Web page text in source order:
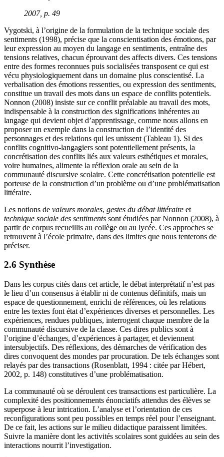
2007, p. 49
Vygotski, à l’origine de la formulation de la technique sociale des
sentiments (1998), précise que la conscientisation des émotions, par
leur expression au moyen du langage en sentiments, entraîne des
tensions relatives, chacun éprouvant des affects divers. Ces tensions
entre des formes reconnues puis socialisées transposent ce qui est
vécu physiologiquement dans un domaine plus conscientisé. La
verbalisation des émotions ressenties, ou expression des sentiments,
constitue un travail des mots dans un espace de conflits potentiels.
Nonnon (2008) insiste sur ce conflit préalable au travail des mots,
indispensable à la construction des significations inhérentes au
langage qui devient objet d’apprentissage, comme nous allons en
proposer un exemple dans la construction de l’identité des
personnages et des relations qui les unissent (Tableau 1). Si des
conflits cognitivo-langagiers sont potentiellement présents, la
concrétisation des conflits liés aux valeurs esthétiques et morales,
voire humaines, alimente la réflexion orale au sein de la
communauté discursive scolaire. Cette concrétisation potentielle est
porteuse de la construction d’un problème ou d’une problématisation
littéraire.
Les notions de valeurs morales, gestes du débat littéraire et
technique sociale des sentiments sont étudiées par Nonnon (2008), à
partir de corpus recueillis au collège ou au lycée. Ces approches se
retrouvent à l’école primaire, dans des limites que nous tenterons de
préciser.
2.6 Synthèse
Dans les corpus cités dans cet article, le débat interprétatif n’est pas
le lieu d’un consensus à établir ni de contenus définitifs, mais un
espace de questionnement, enrichi de références, où les relations
entre les textes font état d’expériences diverses et personnelles. Les
expériences, rendues publiques, interrogent chaque membre de la
communauté discursive de la classe. Ces dires publics sont à
l’origine d’échanges, d’expériences à partager, et deviennent
intersubjectifs. Des réflexions, des démarches de vérification des
dires convoquent des mondes par procuration. De tels échanges sont
relayés par des transactions (Rosenblatt, 1994 : citée par Hébert,
2002, p. 148) constitutives d’une problématisation.
La communauté où se déroulent ces transactions est particulière. La
complexité des positionnements énonciatifs attendus des élèves se
superpose à leur intrication. L’analyse et l’orientation de ces
reconfigurations sont peu possibles en temps réel pour l’enseignant.
De ce fait, les actions sur le milieu didactique paraissent limitées.
Suivre la manière dont les activités scolaires sont guidées au sein des
interactions nourrit l’investigation.